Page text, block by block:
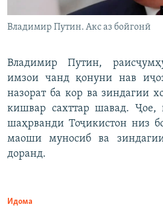
Владимир Путин. Акс аз бойгонӣ
Владимир Путин,
имзои чанд қонуни нав
назорат ба кор ва зиндагии
кишвар сахттар шавад. Ҷое,
шаҳрванди Тоҷикистон низ
маоши муносиб ва
доранд.
Идома